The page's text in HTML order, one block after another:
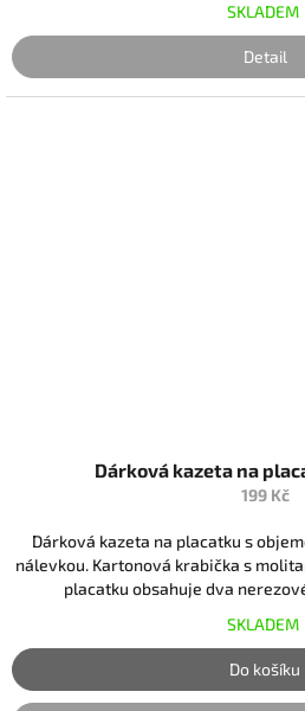
SKLADEM
Detail
Dárková kazeta na
199 Kč
Dárková kazeta na placatku s
nálevkou. Kartonová krabička s
placatku obsahuje dva
SKLADEM
Do košíku